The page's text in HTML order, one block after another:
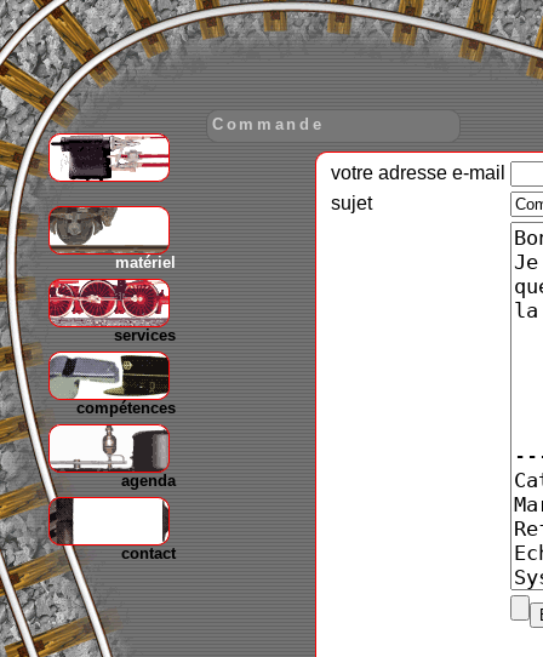
matériel
services
compétences
agenda
contact
Commande
votre adresse e-mail
sujet